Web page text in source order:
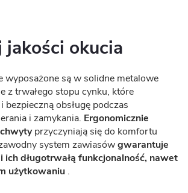
okucia
wyposażone są w solidne metalowe
z trwałego stopu cynku, które
bezpieczną obsługę podczas
i zamykania. Ergonomicznie
przyczyniają się do komfortu
system zawiasówgwarantuje
długotrwałą funkcjonalność, nawet
użytkowaniu .